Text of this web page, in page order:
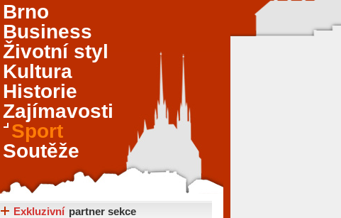
Brno
Business
Životní styl
Kultura
Historie
Zajímavosti
Sport
Soutěže
Exkluzivní partner sekce